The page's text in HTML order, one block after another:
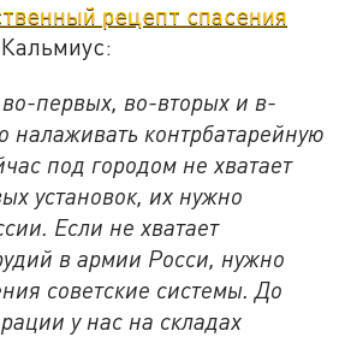
рецепт спасения
первых, во-вторых и в-
налаживать контрбатарейную
под городом не хватает
установок, их нужно
Если не хватает
в армии Росси, нужно
советские системы. До
у нас на складах